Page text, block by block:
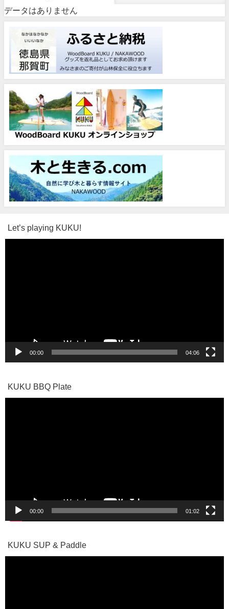
データはありません
Let’s playing KUKU!
00:00 04:06
KUKU BBQ Plate
00:00 01:02
KUKU SUP & Paddle